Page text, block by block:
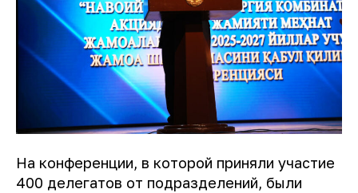
На конференции, в которой приняли участие
400 делегатов от подразделений, были